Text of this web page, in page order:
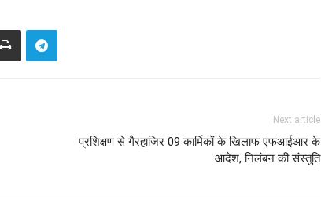
Next article
प्रशिक्षण से गैरहाजिर 09 कार्मिकों के खिलाफ एफआईआर के
आदेश, निलंबन की संस्तुति